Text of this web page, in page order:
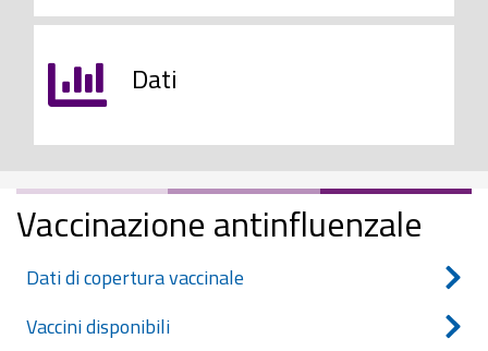
Dati
Vaccinazione antinfluenzale
Dati di copertura vaccinale
Vaccini disponibili